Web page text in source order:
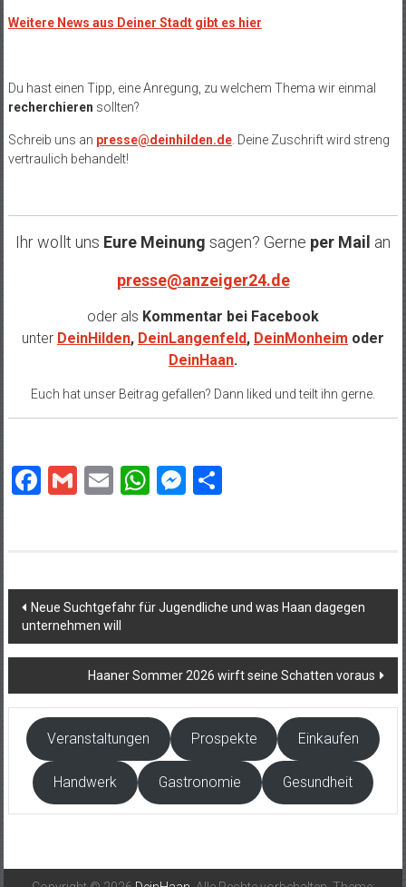
Weitere News aus Deiner Stadt gibt es hier
Du hast einen Tipp, eine Anregung, zu welchem Thema wir einmal
recherchieren sollten?
Schreib uns an presse@deinhilden.de. Deine Zuschrift wird streng
vertraulich behandelt!
Ihr wollt uns Eure Meinung sagen? Gerne per Mail an
presse@anzeiger24.de
oder als Kommentar bei Facebook
unter DeinHilden, DeinLangenfeld, DeinMonheim oder
DeinHaan.
Euch hat unser Beitrag gefallen? Dann liked und teilt ihn gerne.
Facebook
Gmail
EmailWhatsApp
Messenger
Teilen
Beitragsnavigation
Neue Suchtgefahr für Jugendliche und was Haan dagegen
unternehmen will
Haaner Sommer 2026 wirft seine Schatten voraus
Veranstaltungen Prospekte Einkaufen
Handwerk Gastronomie Gesundheit